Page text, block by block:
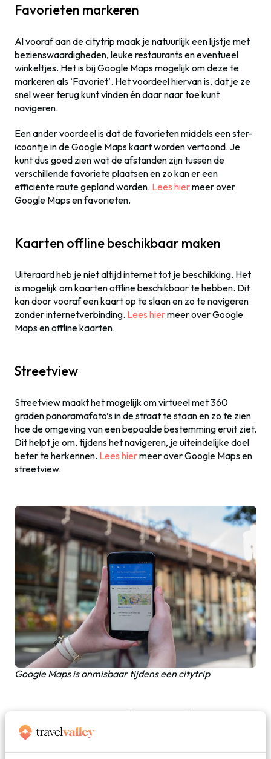
Favorieten markeren
Al vooraf aan de citytrip maak je natuurlijk een lijstje met
bezienswaardigheden, leuke restaurants en eventueel
winkeltjes. Het is bij Google Maps mogelijk om deze te
markeren als ‘Favoriet’. Het voordeel hiervan is, dat je ze
snel weer terug kunt vinden én daar naar toe kunt
navigeren.
Een ander voordeel is dat de favorieten middels een ster-
icoontje in de Google Maps kaart worden vertoond. Je
kunt dus goed zien wat de afstanden zijn tussen de
verschillende favoriete plaatsen en zo kan er een
efficiënte route gepland worden. Lees hiermeer over
Google Maps en favorieten.
Kaarten offline beschikbaar maken
Uiteraard heb je niet altijd internet tot je beschikking. Het
is mogelijk om kaarten offline beschikbaar te hebben. Dit
kan door vooraf een kaart op te slaan en zo te navigeren
zonder internetverbinding. Lees hiermeer over Google
Maps en offline kaarten.
Streetview
Streetview maakt het mogelijk om virtueel met 360
graden panoramafoto’s in de straat te staan en zo te zien
hoe de omgeving van een bepaalde bestemming eruit ziet.
Dit helpt je om, tijdens het navigeren, je uiteindelijke doel
beter te herkennen. Lees hiermeer over Google Maps en
streetview.
Google Maps is onmisbaar tijdens een citytrip
3. Google Vertalen (Translate)
Niet iedereen heeft een talenknobbel (ik al helemaal niet)